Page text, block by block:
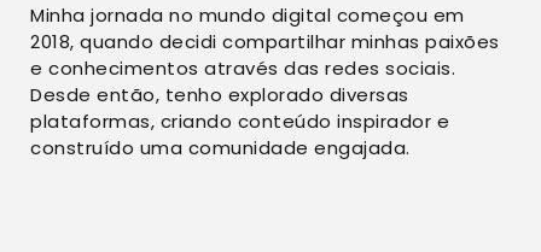
Minha jornada no mundo digital começou em
2018, quando decidi compartilhar minhas paixões
e conhecimentos através das redes sociais.
Desde então, tenho explorado diversas
plataformas, criando conteúdo inspirador e
construído uma comunidade engajada.